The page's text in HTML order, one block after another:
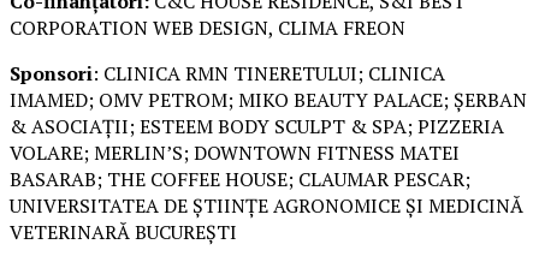
CORPORATION WEB DESIGN, CLIMA FREON
Sponsori: CLINICA RMN TINERETULUI; CLINICA
IMAMED; OMV PETROM; MIKO BEAUTY PALACE; ȘERBAN
& ASOCIAȚII; ESTEEM BODY SCULPT & SPA; PIZZERIA
VOLARE; MERLIN’S; DOWNTOWN FITNESS MATEI
BASARAB; THE COFFEE HOUSE; CLAUMAR PESCAR;
UNIVERSITATEA DE ȘTIINȚE AGRONOMICE ȘI MEDICINĂ
VETERINARĂ BUCUREȘTI